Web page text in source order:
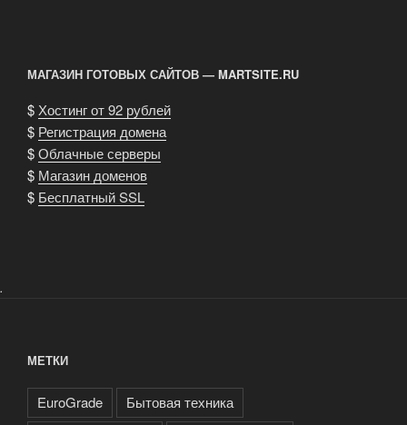
МАГАЗИН ГОТОВЫХ САЙТОВ — MARTSITE.RU
$ Хостинг от 92 рублей
$ Регистрация домена
$Облачные серверы
$ Магазин доменов
$ Бесплатный SSL
.
МЕТКИ
EuroGrade
Бытовая техника